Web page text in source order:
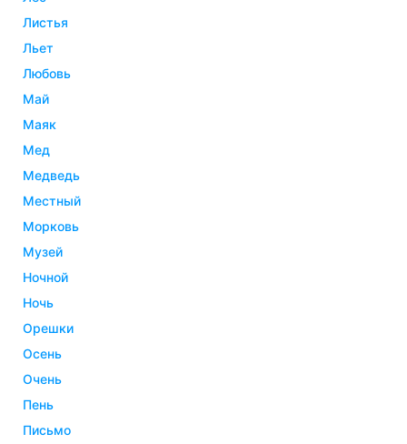
листья
льет
любовь
май
маяк
мед
медведь
местный
морковь
музей
ночной
ночь
орешки
осень
очень
пень
письмо